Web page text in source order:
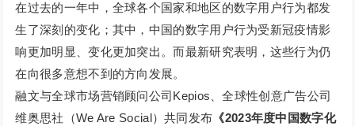
在过去的一年中，全球各个国家和地区的数字用户行为都发
生了深刻的变化；其中，中国的数字用户行为受新冠疫情影
响更加明显、变化更加突出。而最新研究表明，这些行为仍
在向很多意想不到的方向发展。
融文与全球市场营销顾问公司Kepios、全球性创意广告公司
维奥思社（We Are Social）共同发布 《2023年度中国数字化